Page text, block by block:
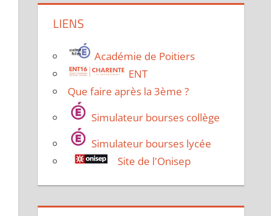
LIENS
Académie de Poitiers
ENT
Que faire après la 3ème ?
Simulateur bourses collège
Simulateur bourses lycée
Site de l'Onisep